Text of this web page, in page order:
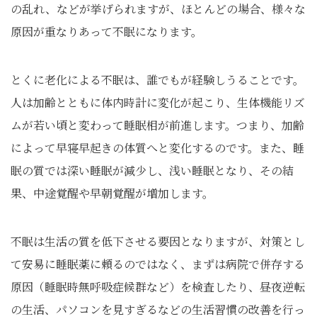
の乱れ、などが挙げられますが、ほとんどの場合、様々な
原因が重なりあって不眠になります。
とくに老化による不眠は、誰でもが経験しうることです。
人は加齢とともに体内時計に変化が起こり、生体機能リズ
ムが若い頃と変わって睡眠相が前進します。つまり、加齢
によって早寝早起きの体質へと変化するのです。また、睡
眠の質では深い睡眠が減少し、浅い睡眠となり、その結
果、中途覚醒や早朝覚醒が増加します。
不眠は生活の質を低下させる要因となりますが、対策とし
て安易に睡眠薬に頼るのではなく、まずは病院で併存する
原因（睡眠時無呼吸症候群など）を検査したり、昼夜逆転
の生活、パソコンを見すぎるなどの生活習慣の改善を行っ